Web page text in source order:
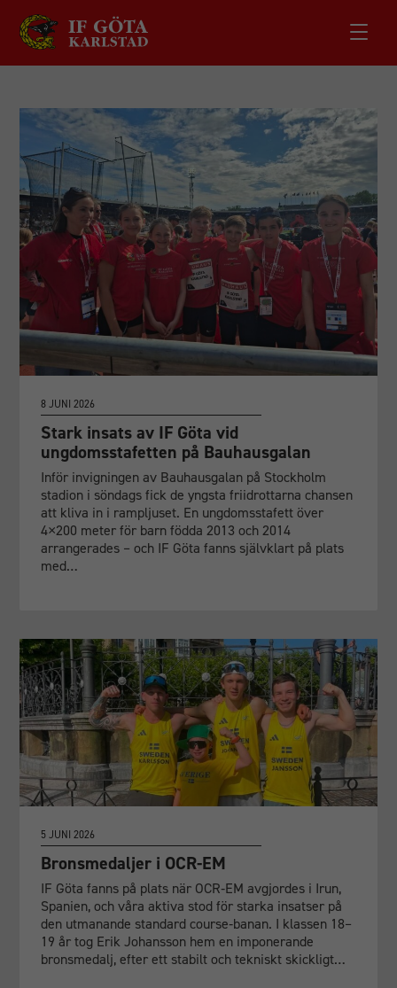
8 JUNI 2026
Stark insats av IF Göta vid
ungdomsstafetten på Bauhausgalan
Inför invigningen av Bauhausgalan på Stockholm
stadion i söndags fick de yngsta friidrottarna chansen
att kliva in i rampljuset. En ungdomsstafett över
4×200 meter för barn födda 2013 och 2014
arrangerades – och IF Göta fanns självklart på plats
med…
5 JUNI 2026
Bronsmedaljer i OCR-EM
IF Göta fanns på plats när OCR‑EM avgjordes i Irun,
Spanien, och våra aktiva stod för starka insatser på
den utmanande standard course‑banan. I klassen 18–
19 år tog Erik Johansson hem en imponerande
bronsmedalj, efter ett stabilt och tekniskt skickligt…